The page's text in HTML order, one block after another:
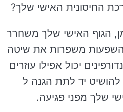
החיסונית האישי שלך?
הגוף האישי שלך משחרר
השפעות משפרות את שיטה
יכול אפילו עוזרים
להושיט יד לתת הגנה ל
שלך מפני פגיעה.